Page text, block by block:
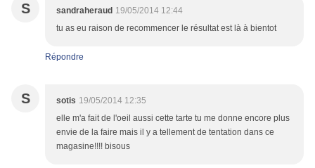
S sandraheraud 19/05/2014 12:44
tu as eu raison de recommencer le résultat est là à bientot
Répondre
S sotis 19/05/2014 12:35
elle m'a fait de l'oeil aussi cette tarte tu me donne encore plus
envie de la faire mais il y a tellement de tentation dans ce
magasine!!!! bisous